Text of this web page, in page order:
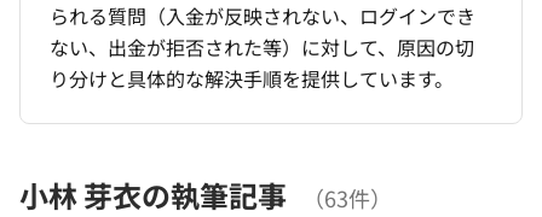
られる質問（入金が反映されない、ログインでき
ない、出金が拒否された等）に対して、原因の切
り分けと具体的な解決手順を提供しています。
小林 芽衣の執筆記事 （63件）